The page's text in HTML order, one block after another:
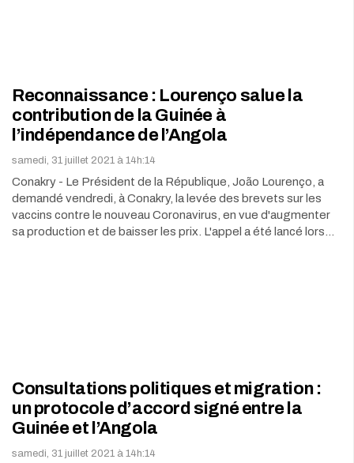
Reconnaissance : Lourenço salue la
contribution de la Guinée à
l’indépendance de l’Angola
samedi, 31 juillet 2021 à 14h:14
Conakry - Le Président de la République, João Lourenço, a
demandé vendredi, à Conakry, la levée des brevets sur les
vaccins contre le nouveau Coronavirus, en vue d'augmenter
sa production et de baisser les prix. L'appel a été lancé lors…
Consultations politiques et migration :
un protocole d’accord signé entre la
Guinée et l’Angola
samedi, 31 juillet 2021 à 14h:14